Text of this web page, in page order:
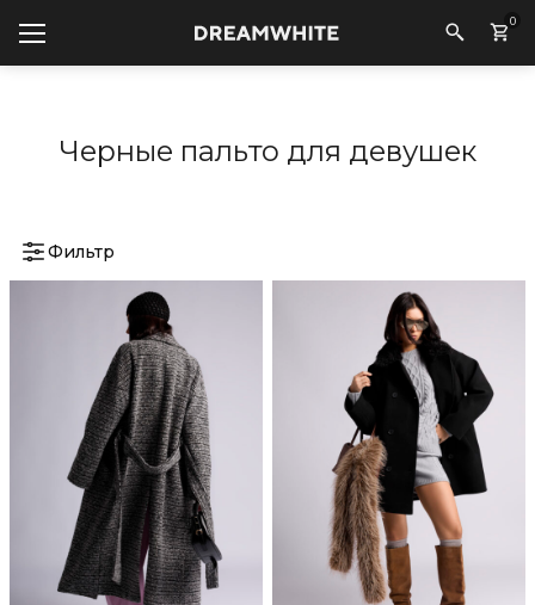
0
Черные пальто для девушек
Фильтр